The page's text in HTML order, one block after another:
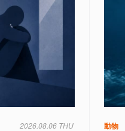
2026.08.06 THU 動物